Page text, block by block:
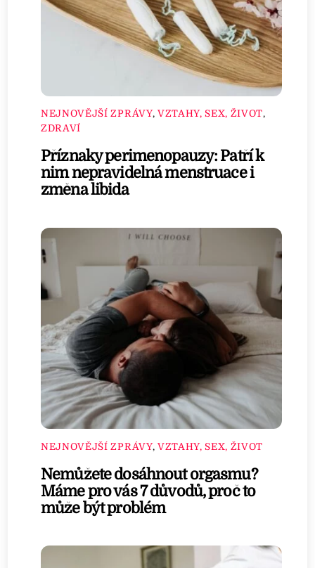
NEJNOVĚJŠÍ ZPRÁVY, VZTAHY, SEX, ŽIVOT,
ZDRAVÍ
Příznaky perimenopauzy: Patří k
nim nepravidelná menstruace i
změna libida
NEJNOVĚJŠÍ ZPRÁVY, VZTAHY, SEX, ŽIVOT
Nemůžete dosáhnout orgasmu?
Máme pro vás 7 důvodů, proč to
může být problém